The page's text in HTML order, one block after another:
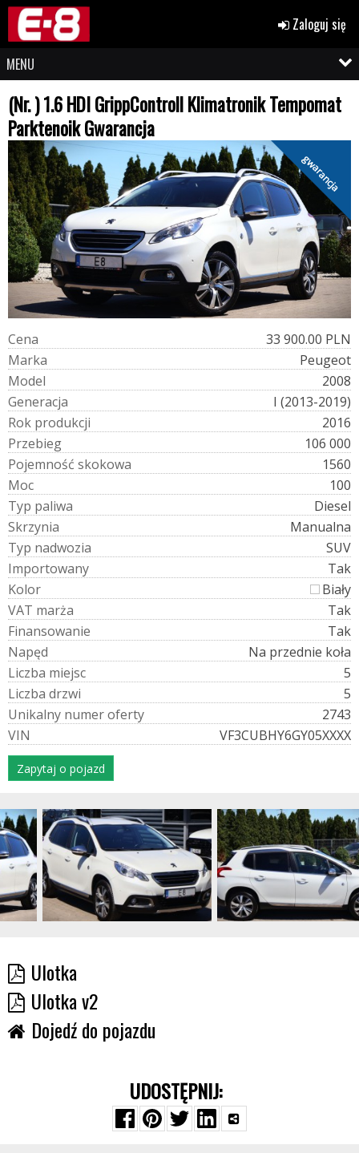
Zaloguj się
MENU
(Nr. ) 1.6 HDI GrippControll Klimatronik Tempomat
Parktenoik Gwarancja
gwarancja
Cena
33 900.00 PLN
Marka
Peugeot
Model
2008
Generacja
I (2013-2019)
Rok produkcji
2016
Przebieg
106 000
Pojemność skokowa
1560
Moc
100
Typ paliwa
Diesel
Skrzynia
Manualna
Typ nadwozia
SUV
Importowany
Tak
Kolor
Biały
VAT marża
Tak
Finansowanie
Tak
Napęd
Na przednie koła
Liczba miejsc
5
Liczba drzwi
5
Unikalny numeroferty
2743
VIN VF3CUBHY6GY05XXXX
Zapytaj o pojazd
Ulotka
Ulotka v2
Dojedź do pojazdu
UDOSTĘPNIJ: